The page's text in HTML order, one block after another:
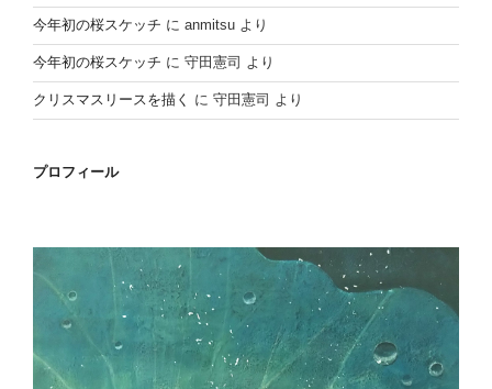
今年初の桜スケッチ に anmitsu より
今年初の桜スケッチ に 守田憲司 より
クリスマスリースを描く に 守田憲司 より
プロフィール